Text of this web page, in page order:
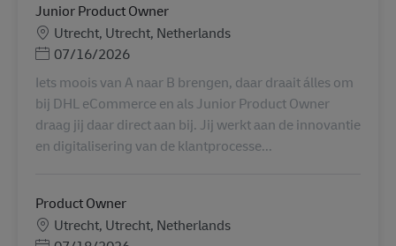
Junior Product Owner
地點Utrecht, Utrecht, Netherlands
Posted Date
07/16/2026
Iets moois van A naar B brengen, daar draait álles om
bij DHL eCommerce en als Junior Product Owner
draag jij daar direct aan bij. Jij werkt aan de innovantie
en digitalisering van de klantprocesse...
Product Owner
地點Utrecht, Utrecht, Netherlands